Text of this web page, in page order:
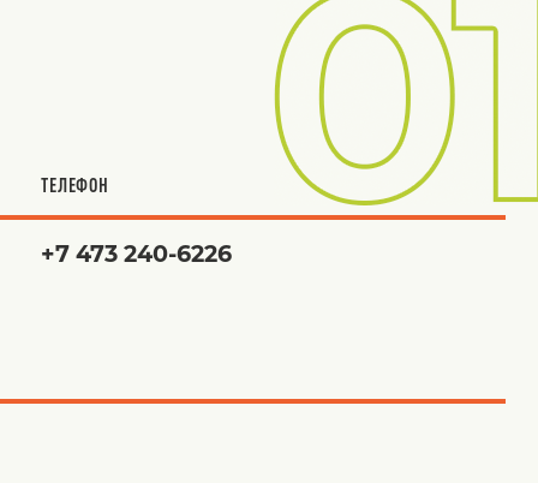
ТЕЛЕФОН
+7 473 240-6226